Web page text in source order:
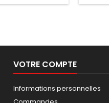
VOTRE COMPTE
Informations personnelles